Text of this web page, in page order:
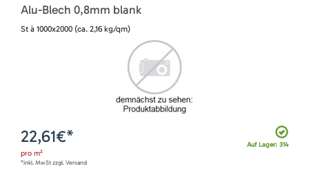
Alu-Blech 0,8mm blank
St à 1000x2000 (ca. 2,16 kg/qm)
Auf Lager: 314
22,61€*
pro m²
*inkl. MwSt zzgl. Versand